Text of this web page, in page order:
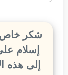
شكر خاص
إسلام
إلى هذه